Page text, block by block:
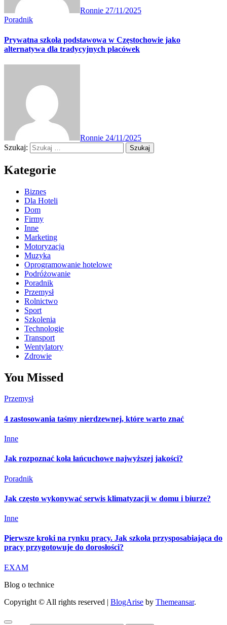
Ronnie 27/11/2025
Poradnik
Prywatna szkoła podstawowa w Częstochowie jako
alternatywa dla tradycyjnych placówek
Ronnie 24/11/2025
Szukaj:
Kategorie
Biznes
Dla Hoteli
Dom
Firmy
Inne
Marketing
Motoryzacja
Muzyka
Oprogramowanie hotelowe
Podróżowanie
Poradnik
Przemysł
Rolnictwo
Sport
Szkolenia
Technologie
Transport
Wentylatory
Zdrowie
You Missed
Przemysł
4 zastosowania taśmy nierdzewnej, które warto znać
Inne
Jak rozpoznać koła łańcuchowe najwyższej jakości?
Poradnik
Jak często wykonywać serwis klimatyzacji w domu i biurze?
Inne
Pierwsze kroki na rynku pracy. Jak szkoła przysposabiająca do
pracy przygotowuje do dorosłości?
EXAM
Blog o technice
Copyright © All rights reserved | BlogArise by Themeansar.